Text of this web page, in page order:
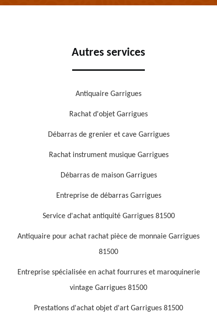
Autres services
Antiquaire Garrigues
Rachat d'objet Garrigues
Débarras de grenier et cave Garrigues
Rachat instrument musique Garrigues
Débarras de maison Garrigues
Entreprise de débarras Garrigues
Service d'achat antiquité Garrigues 81500
Antiquaire pour achat rachat pièce de monnaie Garrigues
81500
Entreprise spécialisée en achat fourrures et maroquinerie
vintage Garrigues 81500
Prestations d'achat objet d'art Garrigues 81500